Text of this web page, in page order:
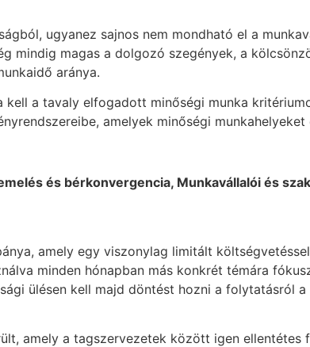
ugyanez sajnos nem mondható el a
mindig magas a dolgozó szegények, a
aránya.
a tavaly elfogadott minőségi munka
amelyek minőségi
és bérkonvergencia, Munkavállalói és
amely egy viszonylag limitált
minden hónapban más konkrét témára
ülésen kell majd döntést hozni a folytatásról
amely a tagszervezetek között igen